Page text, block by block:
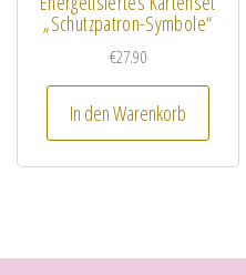
„Schutzpatron-Symbole“
€27.90
In den Warenkorb